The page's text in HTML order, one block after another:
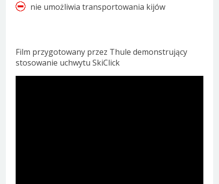
nie umożliwia transportowania kijów
Film przygotowany przez Thule demonstrujący
stosowanie uchwytu SkiClick